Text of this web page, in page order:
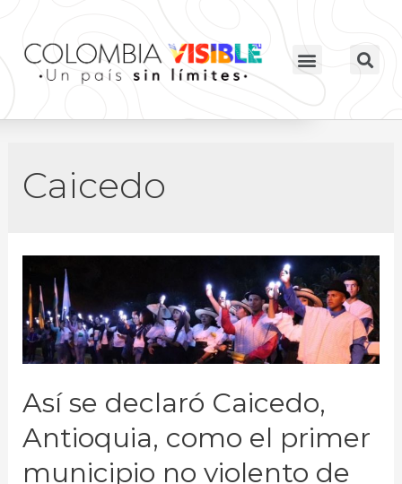
Caicedo
Así se declaró Caicedo,
Antioquia, como el primer
municipio no violento de